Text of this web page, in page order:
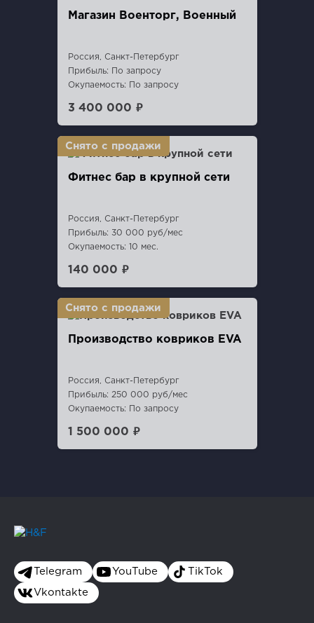
Магазин Военторг, Военный
Россия, Санкт-Петербург
Прибыль: По запросу
Окупаемость: По запросу
3 400 000 ₽
Фитнес бар в крупной сети
Россия, Санкт-Петербург
Прибыль: 30 000 руб/мес
Окупаемость: 10 мес.
140 000 ₽
Производство ковриков EVA
Россия, Санкт-Петербург
Прибыль: 250 000 руб/мес
Окупаемость: По запросу
1 500 000 ₽
Telegram YouTube TikTok
Vkontakte